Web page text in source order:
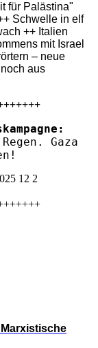
für Palästina"
Schwelle in elf
++ Italien
mit Israel
– neue
aus
Gaza